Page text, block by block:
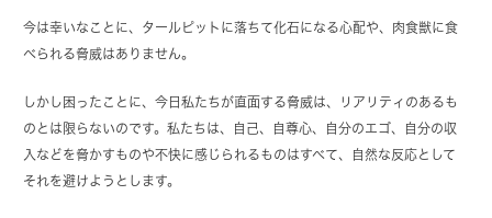
今は幸いなことに、タールピットに落ちて化石になる心配や、肉食獣に食
べられる脅威はありません。
しかし困ったことに、今日私たちが直面する脅威は、リアリティのあるも
のとは限らないのです。私たちは、自己、自尊心、自分のエゴ、自分の収
入などを脅かすものや不快に感じられるものはすべて、自然な反応として
それを避けようとします。